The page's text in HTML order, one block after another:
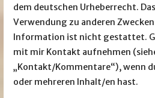
dem deutschen Urheberrecht.
Verwendung zu anderen
Information ist nicht gestattet.
mit mir Kontakt aufnehmen
„Kontakt/Kommentare“), wenn
oder mehreren Inhalt/en hast.